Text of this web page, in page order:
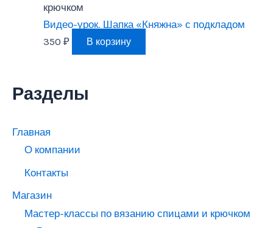
крючком
Видео-урок. Шапка «Княжна» с подкладом
350 ₽ В корзину
Разделы
Главная
О компании
Контакты
Магазин
Мастер-классы по вязанию спицами и крючком